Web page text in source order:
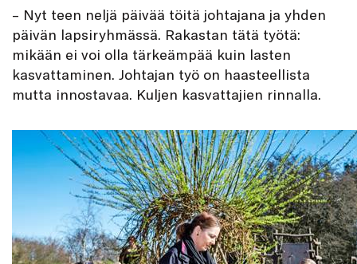
– Nyt teen neljä päivää töitä johtajana ja yhden
päivän lapsiryhmässä. Rakastan tätä työtä:
mikään ei voi olla tärkeämpää kuin lasten
kasvattaminen. Johtajan työ on haasteellista
mutta innostavaa. Kuljen kasvattajien rinnalla.